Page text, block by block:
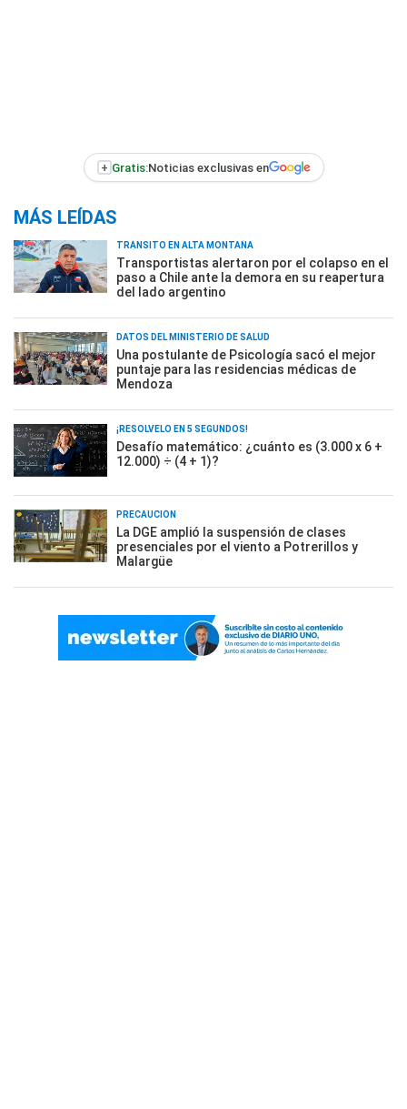
+ Gratis:Noticias exclusivas en
MÁS LEÍDAS
TRÁNSITO EN ALTA MONTAÑA
Transportistas alertaron por el colapso en el
paso a Chile ante la demora en su reapertura
del lado argentino
DATOS DEL MINISTERIO DE SALUD
Una postulante de Psicología sacó el mejor
puntaje para las residencias médicas de
Mendoza
¡RESOLVELO EN 5 SEGUNDOS!
Desafío matemático: ¿cuánto es (3.000 x 6 +
12.000) ÷ (4 + 1)?
PRECAUCIÓN
La DGE amplió la suspensión de clases
presenciales por el viento a Potrerillos y
Malargüe